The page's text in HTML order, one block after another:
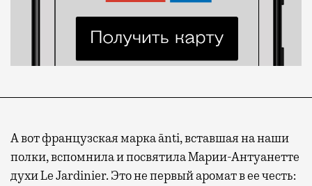
Современный путешественник часто берет
с собой не только чемодан, но и ноутбук.
не в потерянное время, а в возможность
активности в путешествии, например
забронировать нужные билеты и рестораны.
А вот французская марка ānti, вставшая на наши
полки, вспомнила и посвятила Марии-Антуанетте
духи Le Jardinier. Это не первый аромат в ее честь: